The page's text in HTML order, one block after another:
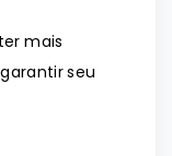
mais
seu